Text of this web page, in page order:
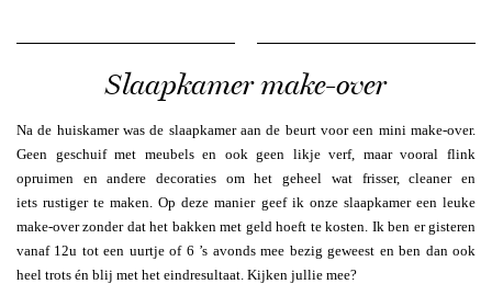
Slaapkamer make-over
Na de huiskamer was de slaapkamer aan de beurt voor een mini make-over.
Geen geschuif met meubels en ook geen likje verf, maar vooral flink
opruimen en andere decoraties om het geheel wat frisser, cleaner en
iets rustiger te maken. Op deze manier geef ik onze slaapkamer een leuke
make-over zonder dat het bakken met geld hoeft te kosten. Ik ben er gisteren
vanaf 12u tot een uurtje of 6 ’s avonds mee bezig geweest en ben dan ook
heel trots én blij met het eindresultaat. Kijken jullie mee?